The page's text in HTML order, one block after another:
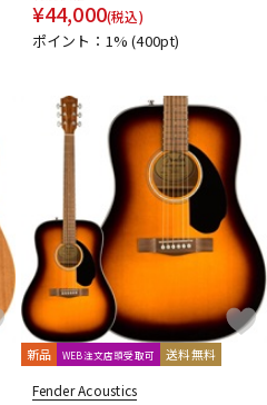
¥44,000(税込)
ポイント：1%(400pt)
新品 WEB注文店頭受取可 送料無料
Fender Acoustics